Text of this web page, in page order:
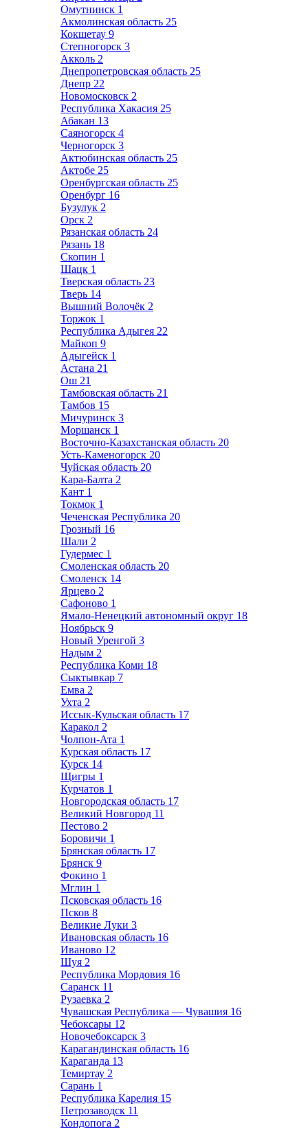
Омутнинск 1
Акмолинская область 25
Кокшетау 9
Степногорск 3
Акколь 2
Днепропетровская область 25
Днепр 22
Новомосковск 2
Республика Хакасия 25
Абакан 13
Саяногорск 4
Черногорск 3
Актюбинская область 25
Актобе 25
Оренбургская область 25
Оренбург 16
Бузулук 2
Орск 2
Рязанская область 24
Рязань 18
Скопин 1
Шацк 1
Тверская область 23
Тверь 14
Вышний Волочёк 2
Торжок 1
Республика Адыгея 22
Майкоп 9
Адыгейск 1
Астана 21
Ош 21
Тамбовская область 21
Тамбов 15
Мичуринск 3
Моршанск 1
Восточно-Казахстанская область 20
Усть-Каменогорск 20
Чуйская область 20
Кара-Балта 2
Кант 1
Токмок 1
Чеченская Республика 20
Грозный 16
Шали 2
Гудермес 1
Смоленская область 20
Смоленск 14
Ярцево 2
Сафоново 1
Ямало-Ненецкий автономный округ 18
Ноябрьск 9
Новый Уренгой 3
Надым 2
Республика Коми 18
Сыктывкар 7
Емва 2
Ухта 2
Иссык-Кульская область 17
Каракол 2
Чолпон-Ата 1
Курская область 17
Курск 14
Щигры 1
Курчатов 1
Новгородская область 17
Великий Новгород 11
Пестово 2
Боровичи 1
Брянская область 17
Брянск 9
Фокино 1
Мглин 1
Псковская область 16
Псков 8
Великие Луки 3
Ивановская область 16
Иваново 12
Шуя 2
Республика Мордовия 16
Саранск 11
Рузаевка 2
Чувашская Республика — Чувашия 16
Чебоксары 12
Новочебоксарск 3
Карагандинская область 16
Караганда 13
Темиртау 2
Сарань 1
Республика Карелия 15
Петрозаводск 11
Кондопога 2